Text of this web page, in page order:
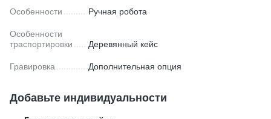
Особенности Ручная робота
Особенности
траспортировки
Деревянный кейс
Гравировка Дополнительная опция
Добавьте индивидуальности